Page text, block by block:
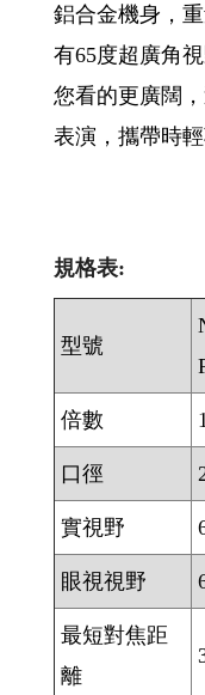
鋁合金機身，
有65度超廣角
您看的更廣闊
表演，攜帶時
規格表:
型號
倍數
口徑
實視野
眼視視野
最短對焦距
離